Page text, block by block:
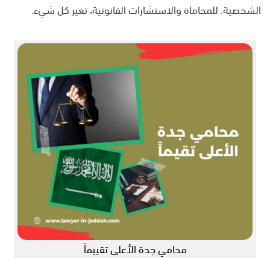
الشخصية. للمحاماة والاستشارات القانونية، تغير كل شيء.
محامي جدة الأعلى تقييماً